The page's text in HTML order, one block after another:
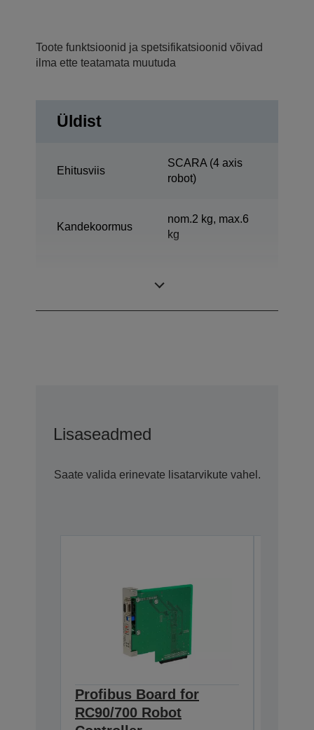
Toote funktsioonid ja spetsifikatsioonid võivad
ilma ette teatamata muutuda
Üldist
Ehitusviis
SCARA (4 axis
robot)
Kandekoormus
nom.2 kg, max.6
kg
Lisaseadmed
Saate valida erinevate lisatarvikute vahel.
Profibus Board for
RC90/700 Robot